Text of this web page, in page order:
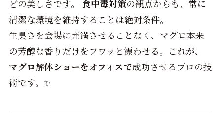
どの美しさです。 食中毒対策の観点からも、常に
清潔な環境を維持することは絶対条件。
生臭さを会場に充満させることなく、マグロ本来
の芳醇な香りだけをフワッと漂わせる。これが、
マグロ解体ショーをオフィスで成功させるプロの技
術です。✨